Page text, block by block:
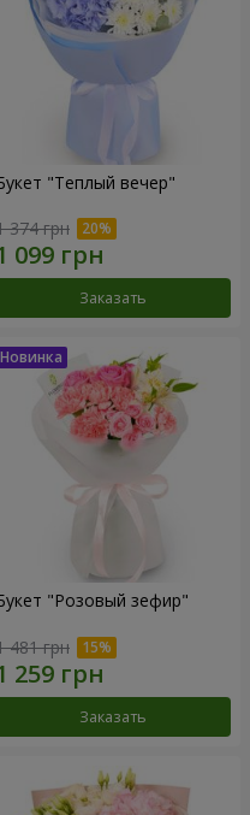
"Теплый вечер"
374 грн
Заказать
"Розовый зефир"
481 грн
Заказать